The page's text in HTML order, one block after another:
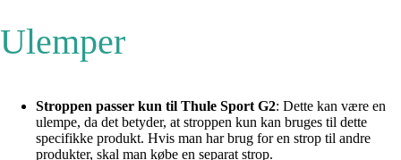
Ulemper
Stroppen passer kun til Thule Sport G2: Dette kan være en
ulempe, da det betyder, at stroppen kun kan bruges til dette
specifikke produkt. Hvis man har brug for en strop til andre
produkter, skal man købe en separat strop.